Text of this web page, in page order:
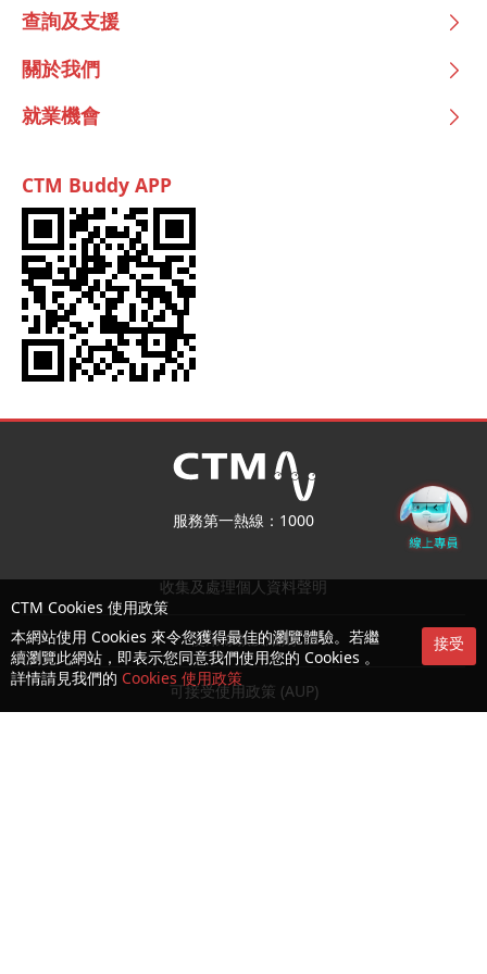
查詢及支援
關於我們
就業機會
CTM Buddy APP
服務第一熱線：1000
收集及處理個人資料聲明
使用條款及細則
可接受使用政策 (AUP)
CTM Cookies 使用政策
本網站使用 Cookies 來令您獲得最佳的瀏覽體驗。若繼
續瀏覽此網站，即表示您同意我們使用您的 Cookies 。
詳情請見我們的 Cookies 使用政策
接受